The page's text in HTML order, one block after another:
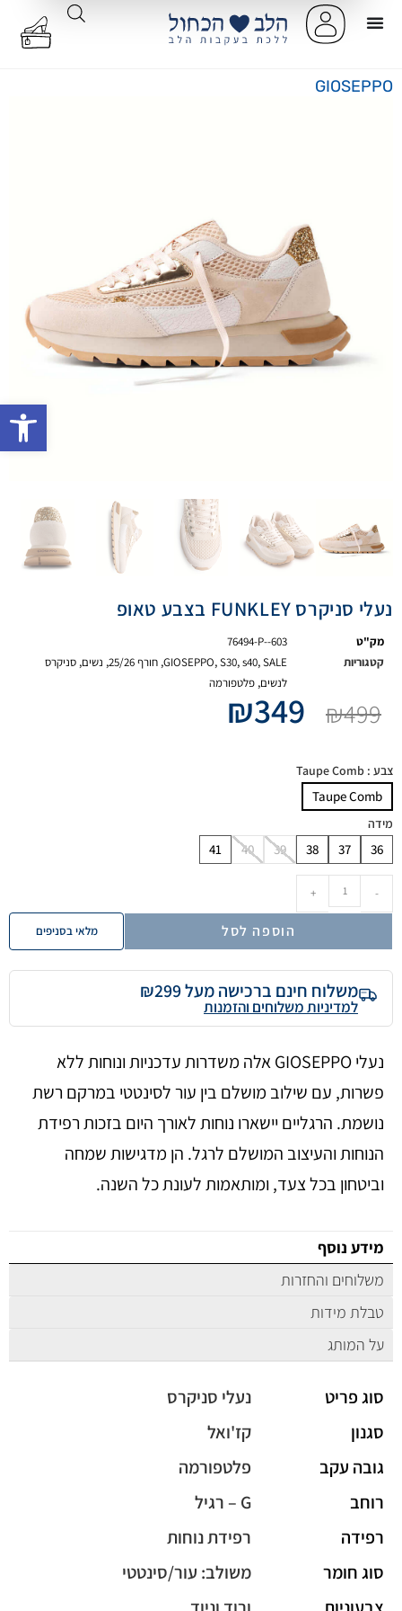
GIOSEPPO
נעלי סניקרס FUNKLEY בצבע טאופ
מק"ט
76494-P--603
קטגוריות
GIOSEPPO,S30,s40,SALE
, חורף 25/26 , נשים, סניקרס
לנשים, פלטפורמה
₪499
₪349
צבע : Taupe Comb
Taupe Comb
מידה
36
37
38
39
40
41
-
+
הוספה לסל מלאי בסניפים
משלוח חינם ברכישה מעל ₪299
למדיניות משלוחים והזמנות
נעלי GIOSEPPO אלה משדרות עדכניות ונוחות ללא
פשרות, עם שילוב מושלם בין עור לסינטטי במרקם רשת
נושמת. הרגליים יישארו נוחות לאורך היום בזכות רפידת
הנוחות והעיצוב המושלם לרגל. הן מדגישות שמחה
וביטחון בכל צעד, ומותאמות לעונת כל השנה.
מידע נוסף
משלוחים והחזרות
טבלת מידות
על המותג
סוג פריט
נעלי סניקרס
סגנון
קז'ואל
גובה עקב
פלטפורמה
רוחב
G – רגיל
רפידה
רפידת נוחות
סוג חומר
משולב: עור/סינטטי